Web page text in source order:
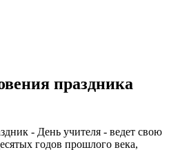
праздника
- День учителя - ведет свою
годов прошлого века,